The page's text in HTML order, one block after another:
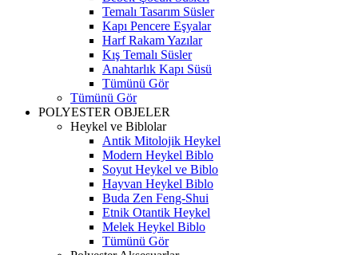
Temalı Tasarım Süsler
Kapı Pencere Eşyalar
Harf Rakam Yazılar
Kış Temalı Süsler
Anahtarlık Kapı Süsü
Tümünü Gör
Tümünü Gör
POLYESTER OBJELER
Heykel ve Biblolar
Antik Mitolojik Heykel
Modern Heykel Biblo
Soyut Heykel ve Biblo
Hayvan Heykel Biblo
Buda Zen Feng-Shui
Etnik Otantik Heykel
Melek Heykel Biblo
Tümünü Gör